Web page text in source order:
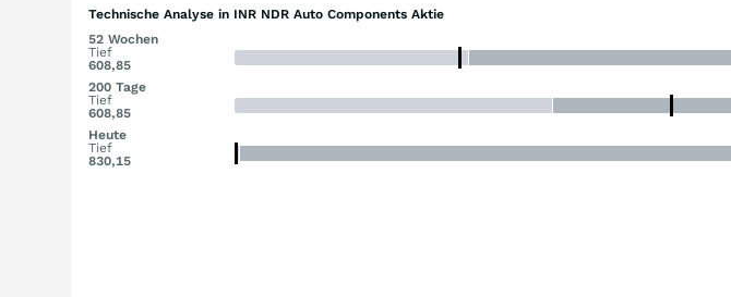
Technische Analyse in INR NDR Auto Components Aktie
52 Wochen
Tief
608,85
200 Tage
Tief
608,85
Heute
Tief
830,15